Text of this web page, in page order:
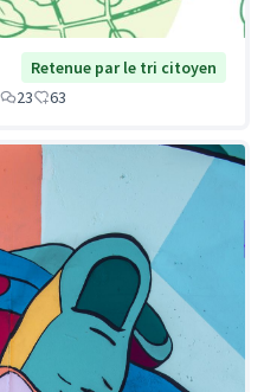
Retenue par le tri citoyen
23 63